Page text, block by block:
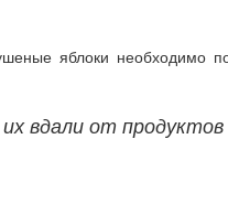
яблоки необходимо
вдали от